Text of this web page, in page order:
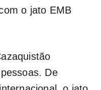
o jato EMB
De